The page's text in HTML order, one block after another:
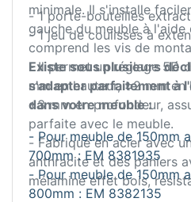
minimale. Il s'installe
gauche du meuble à
comprend les vis de
- Il permet un réglage 5D
mm en hauteur, ±2 mm
+3 mm en profondeur,
parfaite avec le meuble.
- Fabriqué en acier avec
anthracite et des paniers
mélamine effet bois,
- 1 porte-bouteilles
- 1 jeu de coulisses à
Existe sous plusieurs
s'adapter parfaitement à
dans votre meuble :
- Pour meuble de 150mm
700mm : EM 8381935
- Pour meuble de 150mm
800mm : EM 8382135